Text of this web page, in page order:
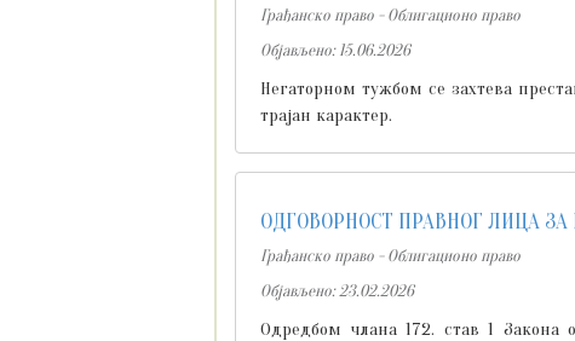
Грађанско право - Облигационо право
Објављено: 15.06.2026
Негаторном тужбом се захтева
трајан карактер.
ОДГОВОРНОСТ ПРАВНОГ ЛИЦА
Грађанско право - Облигационо право
Објављено: 23.02.2026
Одредбом члана 172. став 1 Закона